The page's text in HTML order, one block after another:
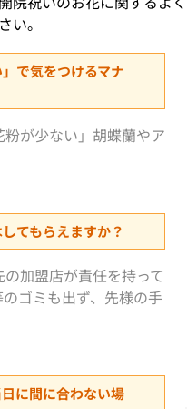
い。
で気をつけるマナ
が少ない」胡蝶蘭やア
てもらえますか？
加盟店が責任を持って
ゴミも出ず、先様の手
に間に合わない場